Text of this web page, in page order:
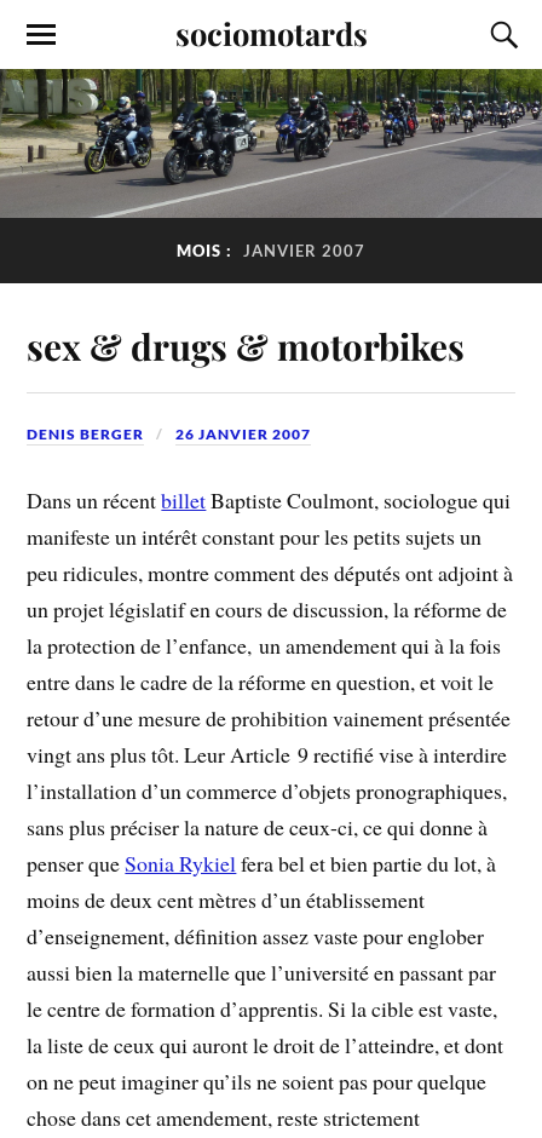
sociomotards
MOIS : JANVIER 2007
sex & drugs & motorbikes
DENIS BERGER 26 JANVIER 2007
Dans un récentbilletBaptiste Coulmont, sociologue qui
manifeste un intérêt constant pour les petits sujets un
peu ridicules, montre comment des députés ont adjoint à
un projet législatif en cours de discussion, la réforme de
la protection de l’enfance, un amendement qui à la fois
entre dans le cadre de la réforme en question, et voit le
retour d’une mesure de prohibition vainement présentée
vingt ans plus tôt. Leur Article 9 rectifié vise à interdire
l’installation d’un commerce d’objets pronographiques,
sans plus préciser la nature de ceux-ci, ce qui donne à
penser queSonia Rykielfera bel et bien partie du lot, à
moins de deux cent mètres d’un établissement
d’enseignement, définition assez vaste pour englober
aussi bien la maternelle que l’université en passant par
le centre de formation d’apprentis. Si la cible est vaste,
la liste de ceux qui auront le droit de l’atteindre, et dont
on ne peut imaginer qu’ils ne soient pas pour quelque
chose dans cet amendement, reste strictement